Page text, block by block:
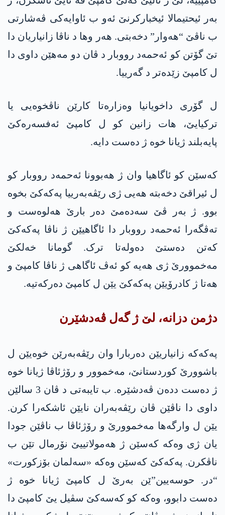
بەر ئیحتیمالا ئیخبارکرنێ ئەو ب ئاوایەکی ڤەشارتی
ب ناڤێ “ھەوار” دخەبتی. ھەر وھا د ناڤا زانیاریان دا
تێ گۆتن کو ئەحمەد رووبار د ڤان دو مەھێن داوی دا
ل کامپێ زێدەتر د گەرییا.
ل گۆری داخویانیا وەزارەتا کارێن ناڤخوەیی یا
ترکیایێ، ھات زانین کو ل کامپێ ئەفسەرەکێ
پایەبلند ژیانا خوە ژ دەست دایە.
کەسێن کو ئاگاھیا وان ژ ھەبوونا ئەحمەد رووبار کو
ل ئیراقێ دخەبتە ھەیی ژی رێڤەبەرییا پەکەکێ بخوە
بوو. ژ بەر ڤێ سەدەمێ دەر بارێ ھەلوەست و
تەڤگەرا ئەحمەد رووبار دا ئاگاھیێن ژ ناڤا پەکەکێ
کەتن دەستێ دەولەتا ترک. گومانا خەلکێ
مەخموورێ ژی ھەیە کو ئەڤ ئاگاھی ژ ناڤا کامپێ و
ھەتا ژ کادرۆیێن پەکەکێ یێن ل کامپێ دەرکەتیە.
دژمن دزانە، لێ ژ گەل ڤەدشێرن
پەکەکە زانیاریێن دەربارا وان رێڤەبەرێن خوەیێن ل
باشوورێ کوردستانێ، مەخموور و رۆژئاڤا ژیانا خوە
ژ دەست ددەن ڤەدشێرە. ب تایبەتی د ڤان 3 سالێن
داوی دا ناڤێن ڤان رێڤەبەران نایێن ئاشکەرا کرن.
یێن ل وارگەھا مەخموورێ و رۆژئاڤا ب ناڤێن جودا
یان ژی وەکە کەسێن ژ ھەمولاتییێ نۆرمال تێن ب
ناڤکرن. پەکەکێ کەسێن وەکە «سەلمان بۆزکورت»
“در. حوسەیین”ێن بەرێ ل کامپێ ژیانا خوە ژ
دەست دابوو، وەکە کو کەسەکێ سڤیل یێ کامپێ دا